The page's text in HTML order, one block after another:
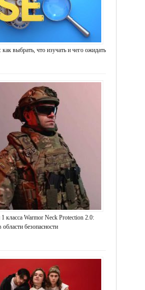
выбрать, что изучать и чего ожидать
класса Warmor Neck Protection 2.0:
безопасности